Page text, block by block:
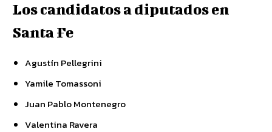
Los candidatos a diputados en
Santa Fe
Agustín Pellegrini
Yamile Tomassoni
Juan Pablo Montenegro
Valentina Ravera